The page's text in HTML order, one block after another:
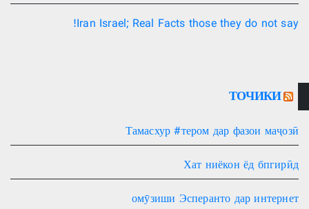
Iran Israel; Real Facts those they do not say!
ТОЧИКИ
Тамасхур #тером дар фазои маҷозӣ
Хат ниёкон ёд бпгирӣд
омӯзиши Эсперанто дар интернет